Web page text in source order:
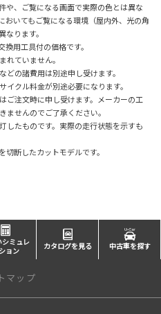
、ご覧になる画面で実際の色とは異な
おいてもご覧になる環境（屋内外、光の角
ります。
用工具付の価格です。
ていません。
の諸費用は別途申し受けます。
クル料金が別途必要になります。
注文時に申し受けます。メーカーの工
ませんのでご了承ください。
たものです。実際の走行状態を示すも
断したカットモデルです。
シミュレ
ョン
カタログを見る 中古車を探す
マップ